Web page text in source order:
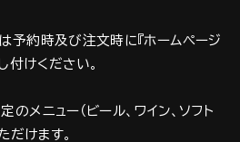
予約時及び注文時に『ホームページ
付けください。
のメニュー（ビール、ワイン、ソフト
だけます。